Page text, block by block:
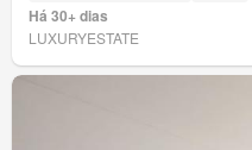
Há 30+ dias
LUXURYESTATE